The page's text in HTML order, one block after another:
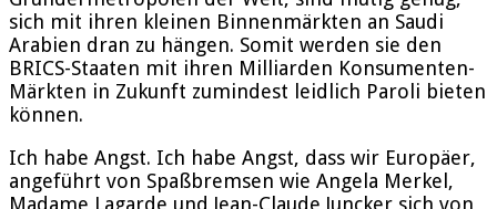
sich mit ihren kleinen Binnenmärkten an Saudi
Arabien dran zu hängen. Somit werden sie den
BRICS-Staaten mit ihren Milliarden Konsumenten-
Märkten in Zukunft zumindest leidlich Paroli bieten
können.
Ich habe Angst. Ich habe Angst, dass wir Europäer,
angeführt von Spaßbremsen wie Angela Merkel,
Madame Lagarde und Jean-Claude Juncker sich von